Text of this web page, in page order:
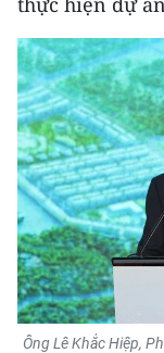
Media Xã hội
Media Pháp
Media Du lịch
Media Thế giới
Media Thể thao
Media Giáo dục
Media Y tế
Ông Lê Khắc Hiệp,